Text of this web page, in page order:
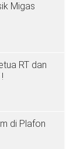
Migas
RT dan
di Plafon